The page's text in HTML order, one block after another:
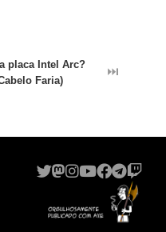
placa Intel Arc?
Faria)
⏭